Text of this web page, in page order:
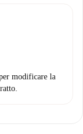
modificare la